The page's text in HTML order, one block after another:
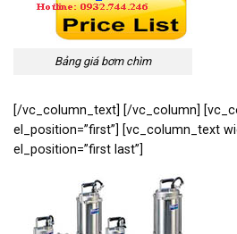
Bảng giá bơm chìm
[/vc_column_text] [/vc_column]
el_position=”first”] [vc_column_text
el_position=”first last”]